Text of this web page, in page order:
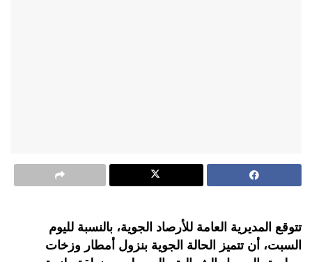
تتوقع المديرية العامة للأرصاد الجوية، بالنسبة لليوم
السبت، أن تتميز الحالة الجوية بنزول أمطار وزخات